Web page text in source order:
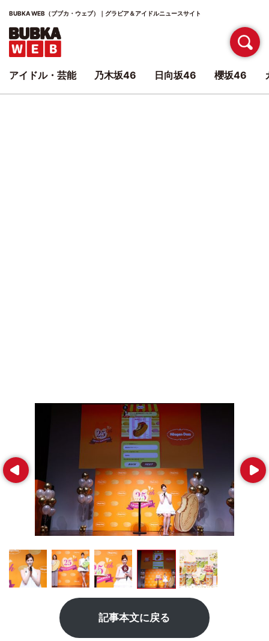
BUBKA WEB（ブブカ・ウェブ）｜グラビア＆アイドルニュースサイト
Prev Next
記事本文に戻る
アイドル・芸能 乃木坂46 日向坂46 櫻坂46